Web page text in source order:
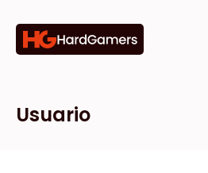
Categorías
Marcas
Tiendas
Usuario